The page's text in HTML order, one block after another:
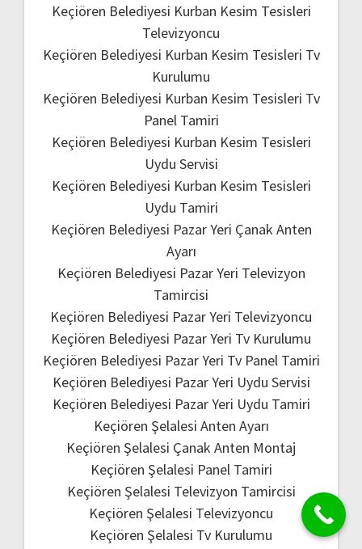
Keçiören Belediyesi Kurban Kesim Tesisleri
Televizyoncu
Keçiören Belediyesi Kurban Kesim Tesisleri Tv
Kurulumu
Keçiören Belediyesi Kurban Kesim Tesisleri Tv
Panel Tamiri
Keçiören Belediyesi Kurban Kesim Tesisleri
Uydu Servisi
Keçiören Belediyesi Kurban Kesim Tesisleri
Uydu Tamiri
Keçiören Belediyesi Pazar Yeri Çanak Anten
Ayarı
Keçiören Belediyesi Pazar Yeri Televizyon
Tamircisi
Keçiören Belediyesi Pazar Yeri Televizyoncu
Keçiören Belediyesi Pazar Yeri Tv Kurulumu
Keçiören Belediyesi Pazar Yeri Tv Panel Tamiri
Keçiören Belediyesi Pazar Yeri Uydu Servisi
Keçiören Belediyesi Pazar Yeri Uydu Tamiri
Keçiören Şelalesi Anten Ayarı
Keçiören Şelalesi Çanak Anten Montaj
Keçiören Şelalesi Panel Tamiri
Keçiören Şelalesi Televizyon Tamircisi
Keçiören Şelalesi Televizyoncu
Keçiören Şelalesi Tv Kurulumu